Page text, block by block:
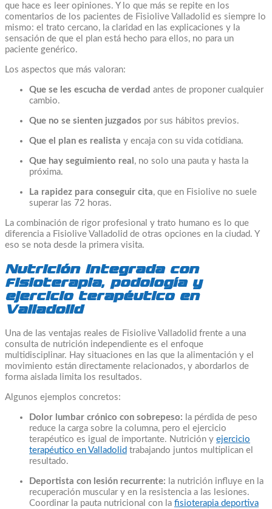
que hace es leer opiniones. Y lo que más se repite en los
comentarios de los pacientes de Fisiolive Valladolid es siempre lo
mismo: el trato cercano, la claridad en las explicaciones y la
sensación de que el plan está hecho para ellos, no para un
paciente genérico.
Los aspectos que más valoran:
Que se les escucha de verdad antes de proponer cualquier
cambio.
Que no se sienten juzgados por sus hábitos previos.
Que el plan es realista y encaja con su vida cotidiana.
Que hay seguimiento real , no solo una pauta y hasta la
próxima.
La rapidez para conseguir cita, que en Fisiolive no suele
superar las 72 horas.
La combinación de rigor profesional y trato humano es lo que
diferencia a Fisiolive Valladolid de otras opciones en la ciudad. Y
eso se nota desde la primera visita.
Nutrición integrada con
fisioterapia, podología y
ejercicio terapéutico en
Valladolid
Una de las ventajas reales de Fisiolive Valladolid frente a una
consulta de nutrición independiente es el enfoque
multidisciplinar. Hay situaciones en las que la alimentación y el
movimiento están directamente relacionados, y abordarlos de
forma aislada limita los resultados.
Algunos ejemplos concretos:
Dolor lumbar crónico con sobrepeso: la pérdida de peso
reduce la carga sobre la columna, pero el ejercicio
terapéutico es igual de importante. Nutrición y ejercicio
terapéutico en Valladolid trabajando juntos multiplican el
resultado.
Deportista con lesión recurrente: la nutrición influye en la
recuperación muscular y en la resistencia a las lesiones.
Coordinar la pauta nutricional con la fisioterapia deportiva